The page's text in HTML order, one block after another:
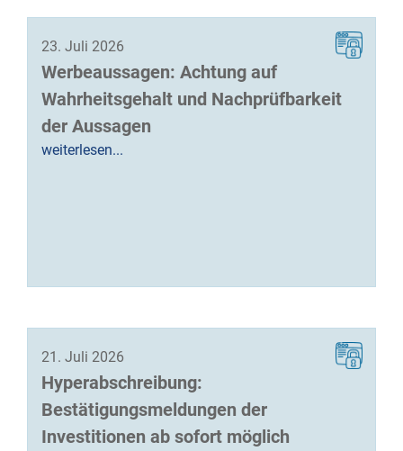
23. Juli 2026
Werbeaussagen: Achtung auf
Wahrheitsgehalt und Nachprüfbarkeit
der Aussagen
weiterlesen...
21. Juli 2026
Hyperabschreibung:
Bestätigungsmeldungen der
Investitionen ab sofort möglich